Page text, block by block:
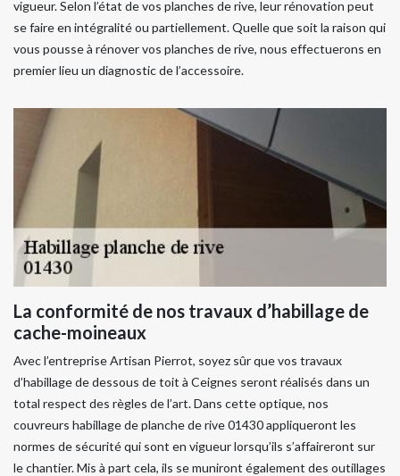
vigueur. Selon l’état de vos planches de rive, leur rénovation peut
se faire en intégralité ou partiellement. Quelle que soit la raison qui
vous pousse à rénover vos planches de rive, nous effectuerons en
premier lieu un diagnostic de l’accessoire.
La conformité de nos travaux d’habillage de
cache-moineaux
Avec l’entreprise Artisan Pierrot, soyez sûr que vos travaux
d’habillage de dessous de toit à Ceignes seront réalisés dans un
total respect des règles de l’art. Dans cette optique, nos
couvreurs habillage de planche de rive 01430 appliqueront les
normes de sécurité qui sont en vigueur lorsqu’ils s’affaireront sur
le chantier. Mis à part cela, ils se muniront également des outillages